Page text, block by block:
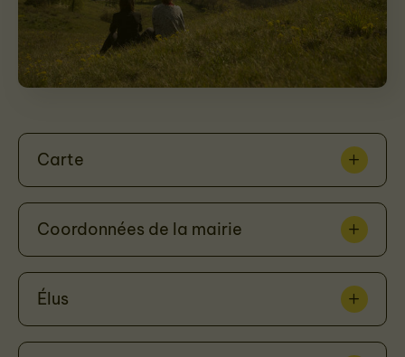
Carte
Coordonnées de la mairie
Élus